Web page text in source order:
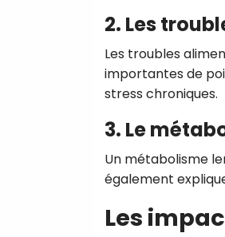
2. Les
Les troubles
importantes de
stress chroniques.
3. Le
Un métabolisme
également
Les